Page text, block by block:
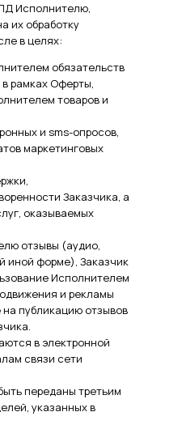
Исполнителю,
их обработку
в целях:
обязательств
рамках Оферты,
товаров и
и sms-опросов,
маркетинговых
Заказчика, а
оказываемых
отзывы (аудио,
иной форме), Заказчик
Исполнителем
и рекламы
на публикацию отзывов
в электронной
связи сети
переданы третьим
указанных в